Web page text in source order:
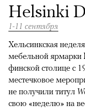
Helsinki
1-11 сентября
Хельсинкская
мебельной ярмарки
финской столице с
местечковое
не получили титул
свою «неделю» на